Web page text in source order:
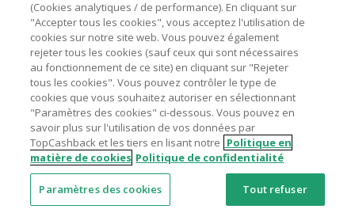
pour accéder au site marchand et faire votre achat.
Assurez-vous que le lien TopCashback est le dernier lien
utilisé pour visiter le site marchand avant de finaliser votre
achat.
Tout compte impliqué dans des commandes ou activités
frauduleuses pour manipuler le système de cashback sera
clôturé et leur cashback confisqué.
Mentions légales
Nos sites UK US CN JP DE AU
(Cookies analytiques / de performance). En cliquant sur
"Accepter tous les cookies", vous acceptez l'utilisation de
cookies sur notre site web. Vous pouvez également
rejeter tous les cookies (sauf ceux qui sont nécessaires
au fonctionnement de ce site) en cliquant sur "Rejeter
tous les cookies". Vous pouvez contrôler le type de
cookies que vous souhaitez autoriser en sélectionnant
"Paramètres des cookies" ci-dessous. Vous pouvez en
savoir plus sur l'utilisation de vos données par
TopCashback et les tiers en lisant notre Politique en
matière de cookies Politique de confidentialité
Paramètres des cookies Tout refuser